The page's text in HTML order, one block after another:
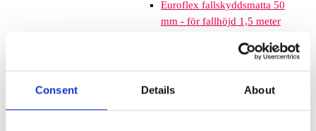
Consent Details About
Euroflex fallskyddsmatta 50
mm - för fallhöjd 1,5 meter
mm – för fallhöjd 1,7 meter
Euroflex fallskyddsmatta 70
mm - för fallhöjd 2,1 meter